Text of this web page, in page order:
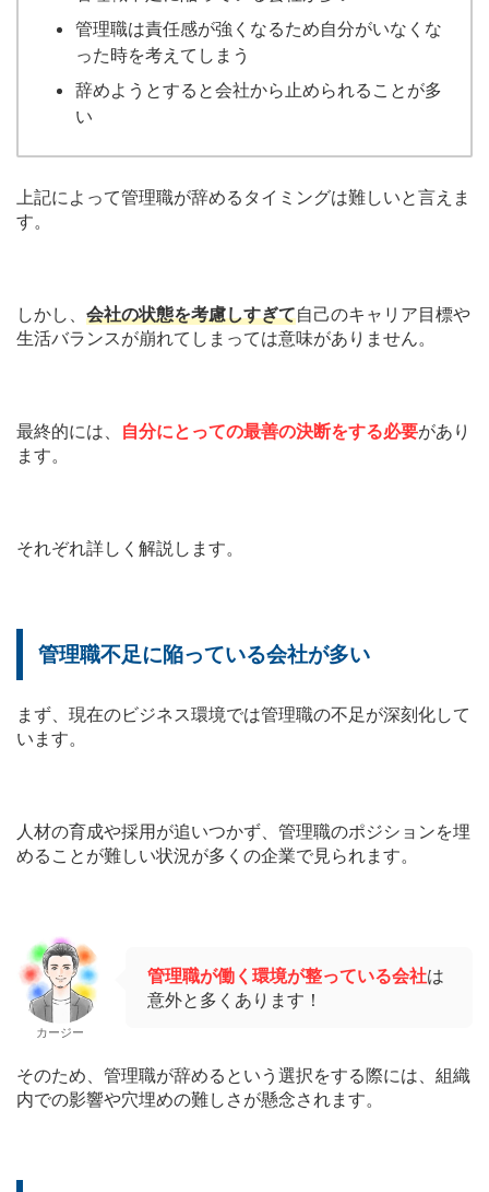
管理職は責任感が強くなるため自分がいなくな
った時を考えてしまう
辞めようとすると会社から止められることが多
い
上記によって管理職が辞めるタイミングは難しいと言えま
す。
しかし、 会社の状態を考慮しすぎて自己のキャリア目標や
生活バランスが崩れてしまっては意味がありません。
最終的には、 自分にとっての最善の決断をする必要があり
ます。
それぞれ詳しく解説します。
管理職不足に陥っている会社が多い
まず、現在のビジネス環境では管理職の不足が深刻化して
います。
人材の育成や採用が追いつかず、管理職のポジションを埋
めることが難しい状況が多くの企業で見られます。
カージー
管理職が働く環境が整っている会社は
意外と多くあります！
そのため、管理職が辞めるという選択をする際には、組織
内での影響や穴埋めの難しさが懸念されます。